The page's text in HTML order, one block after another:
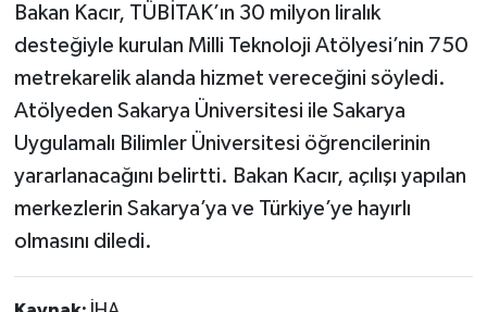
Bakan Kacır, TÜBİTAK’ın 30 milyon liralık
desteğiyle kurulan Milli Teknoloji Atölyesi’nin 750
metrekarelik alanda hizmet vereceğini söyledi.
Atölyeden Sakarya Üniversitesi ile Sakarya
Uygulamalı Bilimler Üniversitesi öğrencilerinin
yararlanacağını belirtti. Bakan Kacır, açılışı yapılan
merkezlerin Sakarya’ya ve Türkiye’ye hayırlı
olmasını diledi.